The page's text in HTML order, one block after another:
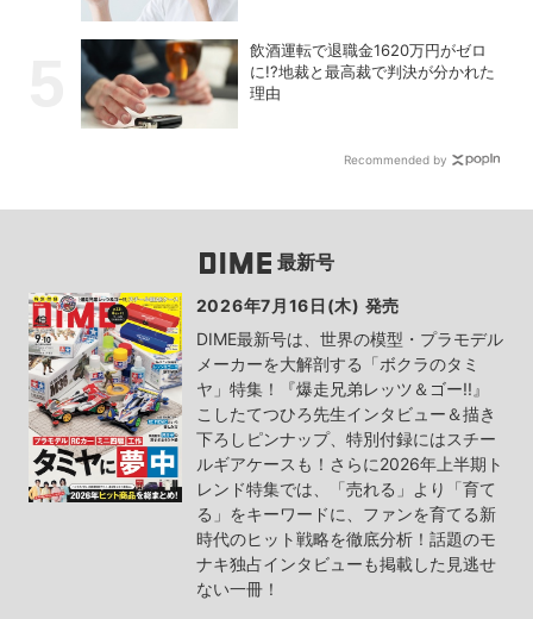
飲酒運転で退職金1620万円がゼロ
に!?地裁と最高裁で判決が分かれた
理由
Recommended by
最新号
2026年7月16日(木) 発売
DIME最新号は、世界の模型・プラモデル
メーカーを大解剖する「ボクラのタミ
ヤ」特集！『爆走兄弟レッツ＆ゴー!!』
こしたてつひろ先生インタビュー＆描き
下ろしピンナップ、特別付録にはスチー
ルギアケースも！さらに2026年上半期ト
レンド特集では、「売れる」より「育て
る」をキーワードに、ファンを育てる新
時代のヒット戦略を徹底分析！話題のモ
ナキ独占インタビューも掲載した見逃せ
ない一冊！